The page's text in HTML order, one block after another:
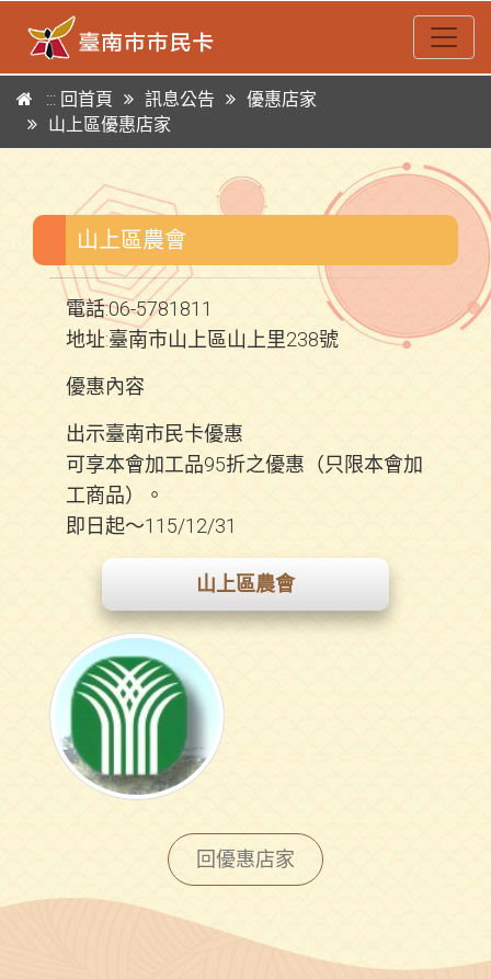
::: 回首頁 訊息公告
優惠店家
山上區優惠店家
跳到主要內容區塊
山上區農會
電話:06-5781811
地址:臺南市山上區山上里238號
優惠內容
出示臺南市民卡優惠
可享本會加工品95折之優惠（只限本會加
工商品）。
即日起～115/12/31
山上區農會
回優惠店家